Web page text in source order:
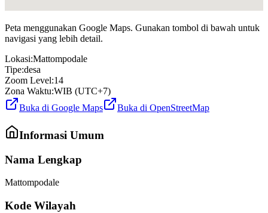
Peta menggunakan Google Maps. Gunakan tombol di bawah untuk
navigasi yang lebih detail.
Lokasi:Mattompodale
Tipe:desa
Zoom Level:14
Zona Waktu:WIB (UTC+7)
Buka di Google Maps
Buka di OpenStreetMap
Informasi Umum
Nama Lengkap
Mattompodale
Kode Wilayah